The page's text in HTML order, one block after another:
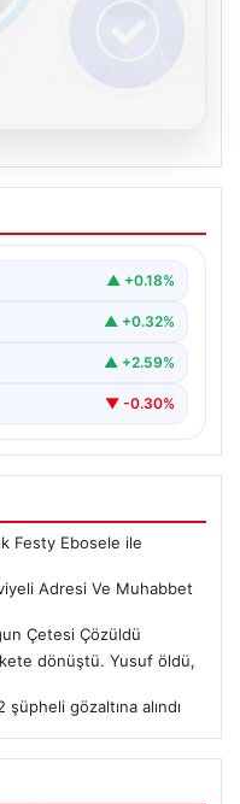
Seviyeli
Halen▲ +0.18%
▲ +0.32%
▲ +2.59%
▼ -0.30%
Festy Ebosele ile
Adresi Ve Muhabbet
Çetesi Çözüldü
dönüştü. Yusuf öldü,
gözaltına alındı